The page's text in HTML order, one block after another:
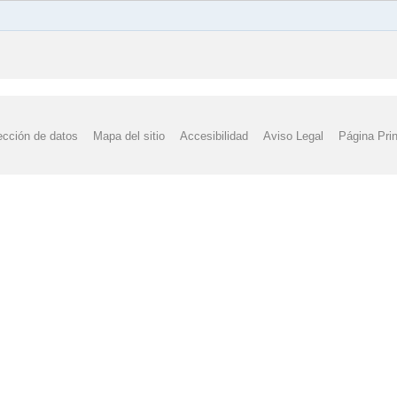
de datos Mapa del sitio Accesibilidad Aviso Legal Página